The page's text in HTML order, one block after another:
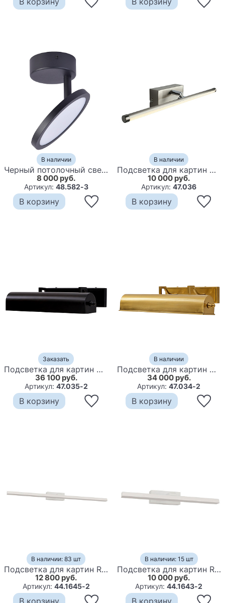
В наличии
Черный потолочный светильник с регулируемым наклоном BENDIK
8 000 руб.
Артикул: 48.582-3
В корзину
В наличии
Подсветка для картин Artlights Никель
10 000 руб.
Артикул:47.036
В корзину
Заказать
Подсветка для картин Hinton Picture Light
36 100 руб.
Артикул: 47.035-2
В корзину
В наличии
Подсветка для картин Orson Picture Light
34 000 руб.
Артикул:47.034-2
В корзину
В наличии: 83 шт
Подсветка для картин Reny White 88
12 800 руб.
Артикул: 44.1645-2
В корзину
В наличии: 15 шт
Подсветка для картин Reny White 45
10 000 руб.
Артикул:44.1643-2
В корзину